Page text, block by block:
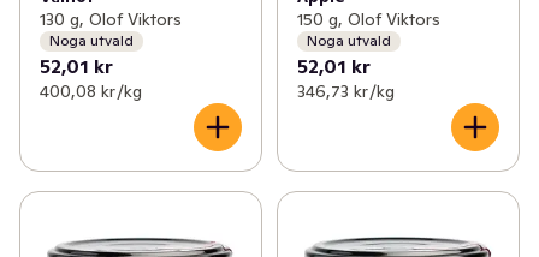
130 g, Olof Viktors
Noga utvald
52,01 kr
400,08 kr /kg
150 g, Olof Viktors
Noga utvald
52,01 kr
346,73 kr /kg